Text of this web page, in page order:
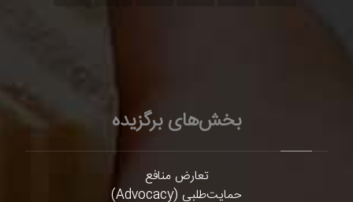
بخش‌های برگزیده
تعارض منافع
حمایت‌طلبی (Advocacy)